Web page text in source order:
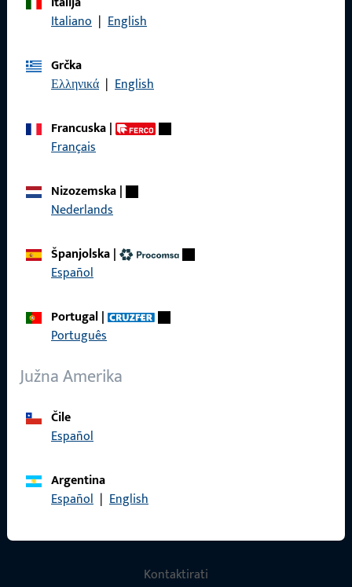
Italiano | English
Grčka
Ελληνικά | English
Francuska|
Français
Nizozemska|
Nederlands
Španjolska|
Español
Portugal|
Português
Južna Amerika
Čile
Español
Argentina
Español | English
Općenito
Impressum
Opći uvjeti poslovanja
Proizvodi
Kontakt
Kontaktirati